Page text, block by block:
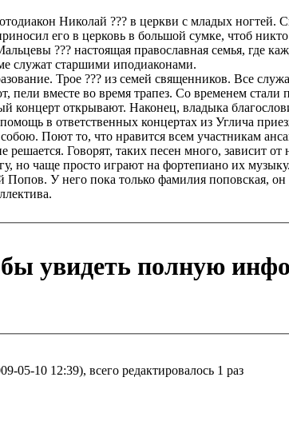
Николай ??? в церкви с младых
его в церковь в большой сумке, чтоб
??? настоящая православная семья, где
служат старшими иподиаконами.
Трое ??? из семей священников. Все
пели вместе во время трапез. Со временем
концерт открывают. Наконец, владыка
в ответственных концертах из Углича
Поют то, что нравится всем участникам
Говорят, таких песен много, зависит
но чаще просто играют на фортепиано их музыку.
Попов. У него пока только фамилия поповская,
увидеть полную
05-10 12:39), всего редактировалось 1 раз